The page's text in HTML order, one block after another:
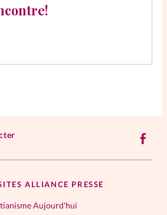
ALLIANCE PRESSE
Aujourd'hui